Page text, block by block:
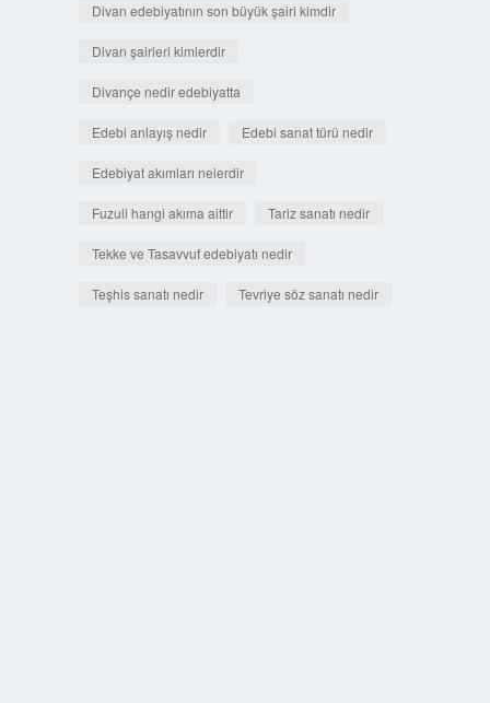
Divan edebiyatının son büyük şairi kimdir
Divan şairleri kimlerdir
Divançe nedir edebiyatta
Edebi anlayış nedir Edebi sanat türü nedir
Edebiyat akımları nelerdir
Fuzuli hangi akıma aittir Tariz sanatı nedir
Tekke ve Tasavvuf edebiyatı nedir
Teşhis sanatı nedir Tevriye söz sanatı nedir